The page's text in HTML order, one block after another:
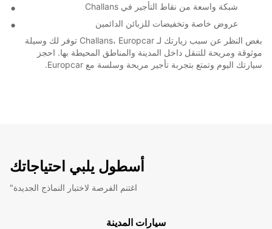
شبكة واسعة من نقاط التأجير في Challans
عروض خاصة وتخفيضات للزبائن الدائمين
بغض النظر عن سبب زيارتك لـ Challans، Europcar توفر لك وسيلة
موثوقة ومريحة للتنقل داخل المدينة والمناطق المحيطة بها. احجز
سيارتك اليوم وتمتع بتجربة تأجير مريحة وسلسة مع Europcar.
أسطول يلبي احتياجاتك
"اغتنم الفرصة لاختبار النماذج الجديدة
سيارات المدينة